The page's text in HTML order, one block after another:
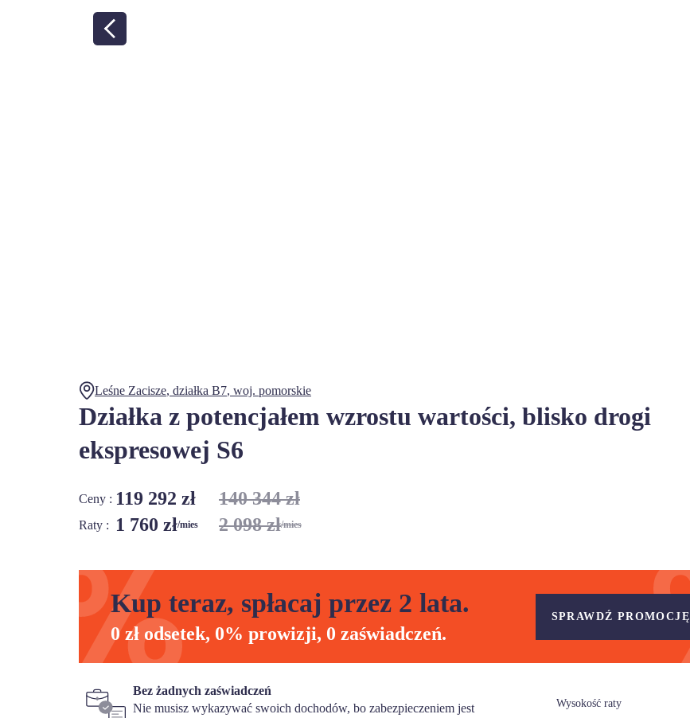
Leśne Zacisze, działka B7, woj. pomorskie
Działka z potencjałem wzrostu wartości, blisko drogi
ekspresowej S6
Ceny : 119 292 zł 140 344 zł
Raty : 1 760 zł/mies 2 098 zł/mies
Kup teraz, spłacaj przez 2 lata.
0 zł odsetek, 0% prowizji, 0 zaświadczeń.
SPRAWDŹ PROMOCJĘ
Bez żadnych zaświadczeń
Nie musisz wykazywać swoich dochodów, bo zabezpieczeniem jest
Wysokość raty